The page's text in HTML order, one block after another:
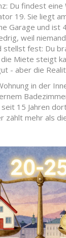
Du findest
19. Sie liegt
Garage und ist
weil
stellst fest: Du
Miete steigt
- aber die
in der
15 Jahren
zählt mehr als